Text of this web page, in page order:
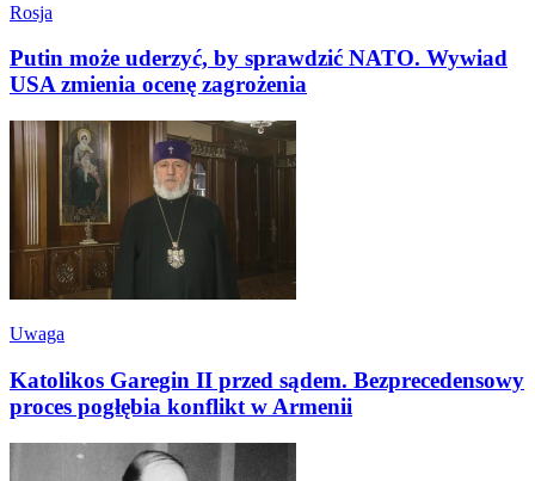
Rosja
Putin może uderzyć, by sprawdzić NATO. Wywiad
USA zmienia ocenę zagrożenia
Uwaga
Katolikos Garegin II przed sądem. Bezprecedensowy
proces pogłębia konflikt w Armenii